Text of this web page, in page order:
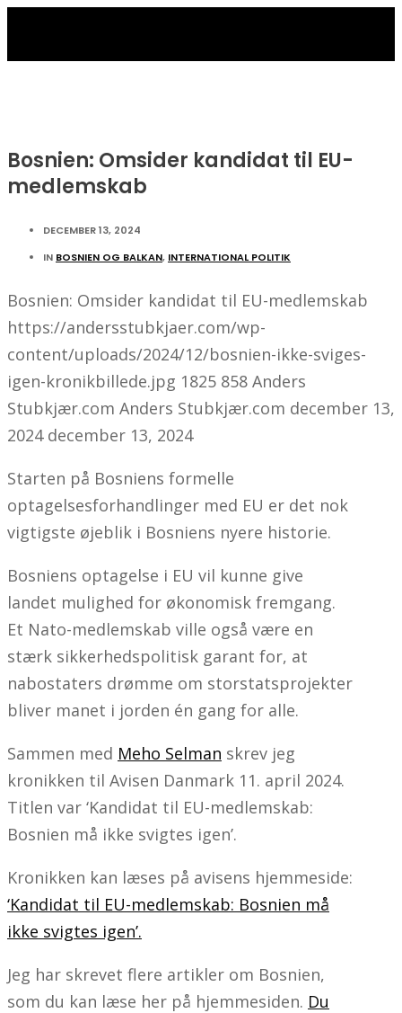
Bosnien: Omsider kandidat til EU-
medlemskab
DECEMBER 13, 2024
IN BOSNIEN OG BALKAN, INTERNATIONAL POLITIK
Bosnien: Omsider kandidat til EU-medlemskab
https://andersstubkjaer.com/wp-
content/uploads/2024/12/bosnien-ikke-sviges-
igen-kronikbillede.jpg 1825 858 Anders
Stubkjær.com Anders Stubkjær.com december 13,
2024 december 13, 2024
Starten på Bosniens formelle
optagelsesforhandlinger med EU er det nok
vigtigste øjeblik i Bosniens nyere historie.
Bosniens optagelse i EU vil kunne give
landet mulighed for økonomisk fremgang.
Et Nato-medlemskab ville også være en
stærk sikkerhedspolitisk garant for, at
nabostaters drømme om storstatsprojekter
bliver manet i jorden én gang for alle.
Sammen med Meho Selman skrev jeg
kronikken til Avisen Danmark 11. april 2024.
Titlen var ‘Kandidat til EU-medlemskab:
Bosnien må ikke svigtes igen’.
Kronikken kan læses på avisens hjemmeside:
‘Kandidat til EU-medlemskab: Bosnien må
ikke svigtes igen’.
Jeg har skrevet flere artikler om Bosnien,
som du kan læse her på hjemmesiden. Du